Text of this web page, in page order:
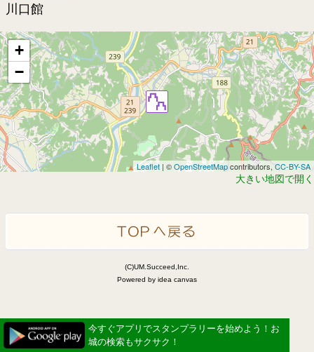
川口館
+
−
Leaflet | ©OpenStreetMapcontributors,CC-BY-SA
大きい地図で開く
(C)UM.Succeed,Inc.
Powered by idea canvas
今すぐアプリでスタンプラリーを始めよう！お
城の検索もサクサク！